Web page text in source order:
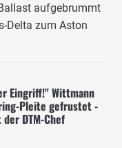
aufgebrummt
Delta zum Aston
Eingriff!" Wittmann
Pleite gefrustet -
DTM-Chef